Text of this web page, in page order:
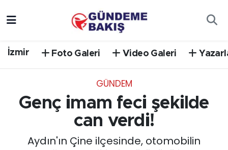
İzmir Foto Galeri Video Galeri
GÜNDEM
Genç imam feci şekilde
can verdi!
Aydın'ın Çine ilçesinde, otomobilin
EĞİTİM
Süper Lig Puan Durumu ve Fikstür
Tüm Manşetler